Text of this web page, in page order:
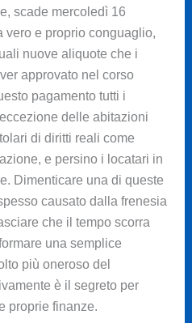
scade mercoledì 16
vero e proprio conguaglio,
nuove aliquote che i
approvato nel corso
pagamento tutti i
delle abitazioni
di diritti reali come
e persino i locatari in
Dimenticare una di queste
causato dalla frenesia
che il tempo scorra
una semplice
più oneroso del
è il segreto per
proprie finanze.